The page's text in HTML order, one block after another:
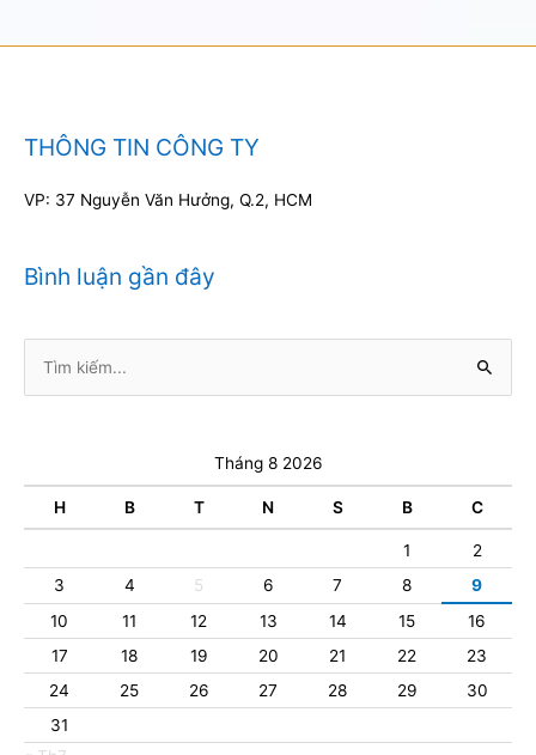
THÔNG TIN CÔNG TY
VP: 37 Nguyễn Văn Hưởng, Q.2, HCM
Bình luận gần đây
kiếm:
Tháng 8 2026
H B T N S B C
1
2
3
4 5 6 7 8
9
10
11 12 13 14 15
16
17
18 19 20 21 22
23
24
25 26 27 28 29
30
31